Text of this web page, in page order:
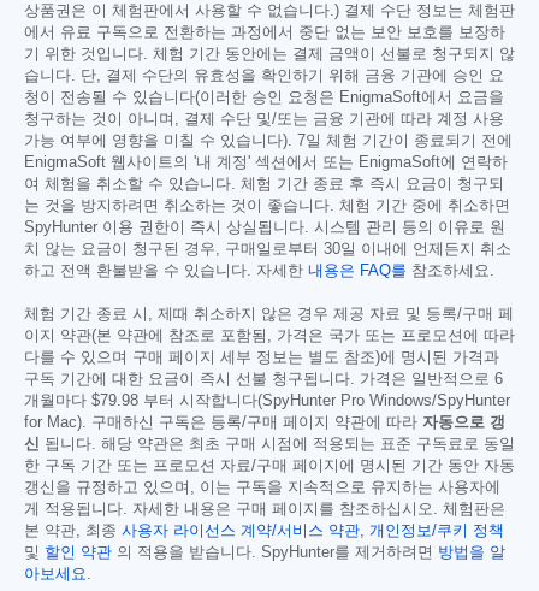
상품권은 이 체험판에서 사용할 수 없습니다.) 결제 수단 정보는 체험판
에서 유료 구독으로 전환하는 과정에서 중단 없는 보안 보호를 보장하
기 위한 것입니다. 체험 기간 동안에는 결제 금액이 선불로 청구되지 않
습니다. 단, 결제 수단의 유효성을 확인하기 위해 금융 기관에 승인 요
청이 전송될 수 있습니다(이러한 승인 요청은 EnigmaSoft에서 요금을
청구하는 것이 아니며, 결제 수단 및/또는 금융 기관에 따라 계정 사용
가능 여부에 영향을 미칠 수 있습니다). 7일 체험 기간이 종료되기 전에
EnigmaSoft 웹사이트의 '내 계정' 섹션에서 또는 EnigmaSoft에 연락하
여 체험을 취소할 수 있습니다. 체험 기간 종료 후 즉시 요금이 청구되
는 것을 방지하려면 취소하는 것이 좋습니다. 체험 기간 중에 취소하면
SpyHunter 이용 권한이 즉시 상실됩니다. 시스템 관리 등의 이유로 원
치 않는 요금이 청구된 경우, 구매일로부터 30일 이내에 언제든지 취소
하고 전액 환불받을 수 있습니다. 자세한 내용은 FAQ를 참조하세요.
체험 기간 종료 시, 제때 취소하지 않은 경우 제공 자료 및 등록/구매 페
이지 약관(본 약관에 참조로 포함됨, 가격은 국가 또는 프로모션에 따라
다를 수 있으며 구매 페이지 세부 정보는 별도 참조)에 명시된 가격과
구독 기간에 대한 요금이 즉시 선불 청구됩니다. 가격은 일반적으로 6
개월마다 $79.98 부터 시작합니다(SpyHunter Pro Windows/SpyHunter
for Mac). 구매하신 구독은 등록/구매 페이지 약관에 따라 자동으로 갱
신
됩니다. 해당 약관은 최초 구매 시점에 적용되는 표준 구독료로 동일
한 구독 기간 또는 프로모션 자료/구매 페이지에 명시된 기간 동안 자동
갱신을 규정하고 있으며, 이는 구독을 지속적으로 유지하는 사용자에
게 적용됩니다. 자세한 내용은 구매 페이지를 참조하십시오. 체험판은
본 약관, 최종 사용자 라이선스 계약/서비스 약관
개인정보/쿠키 정책
및 할인 약관 의 적용을 받습니다. SpyHunter를 제거하려면 방법을 알
아보세요